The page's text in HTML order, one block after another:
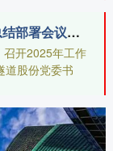
汇发网 隧道股份召开年度总结部署会议，向“赋能产业未来的智慧城市运营商”全力迈进！
开2025年工作
道股份党委书